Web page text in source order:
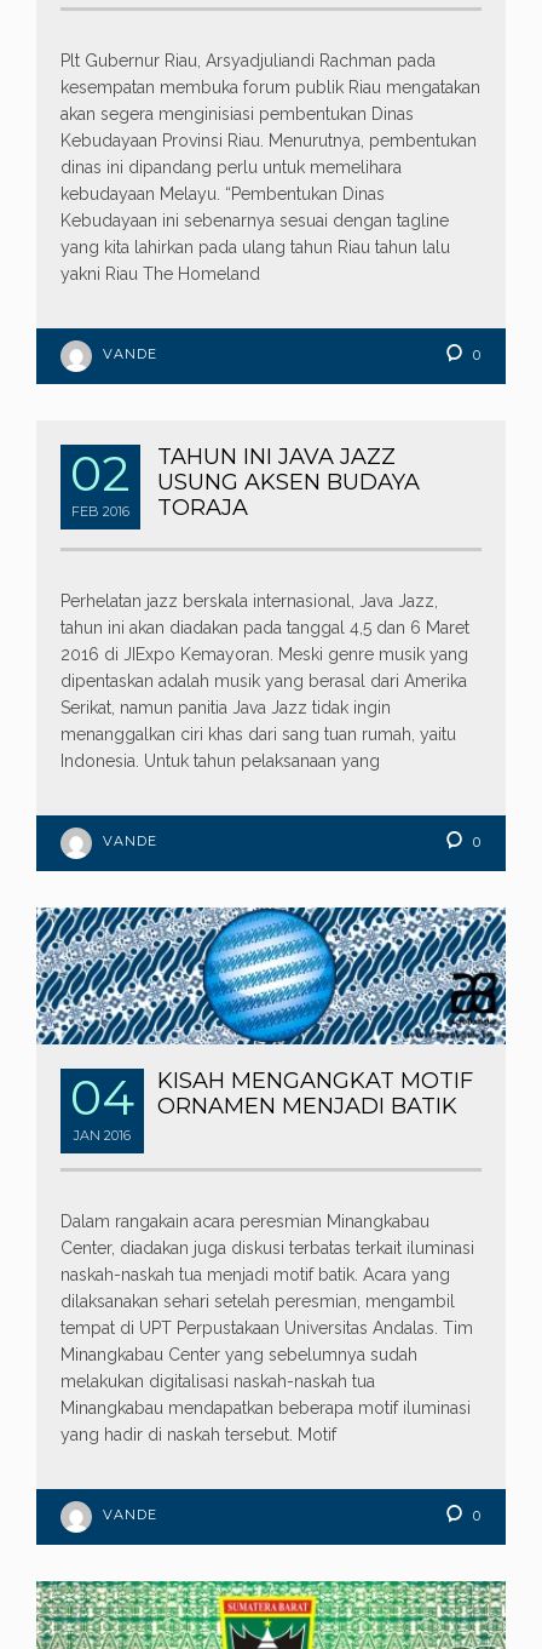
Plt Gubernur Riau, Arsyadjuliandi Rachman pada
kesempatan membuka forum publik Riau mengatakan
akan segera menginisiasi pembentukan Dinas
Kebudayaan Provinsi Riau. Menurutnya, pembentukan
dinas ini dipandang perlu untuk memelihara
kebudayaan Melayu. “Pembentukan Dinas
Kebudayaan ini sebenarnya sesuai dengan tagline
yang kita lahirkan pada ulang tahun Riau tahun lalu
yakni Riau The Homeland
VANDE 0
02
FEB 2016
TAHUN INI JAVA JAZZ
USUNG AKSEN BUDAYA
TORAJA
Perhelatan jazz berskala internasional, Java Jazz,
tahun ini akan diadakan pada tanggal 4,5 dan 6 Maret
2016 di JIExpo Kemayoran. Meski genre musik yang
dipentaskan adalah musik yang berasal dari Amerika
Serikat, namun panitia Java Jazz tidak ingin
menanggalkan ciri khas dari sang tuan rumah, yaitu
Indonesia. Untuk tahun pelaksanaan yang
VANDE 0
04
JAN 2016
KISAH MENGANGKAT MOTIF
ORNAMEN MENJADI BATIK
Dalam rangakain acara peresmian Minangkabau
Center, diadakan juga diskusi terbatas terkait iluminasi
naskah-naskah tua menjadi motif batik. Acara yang
dilaksanakan sehari setelah peresmian, mengambil
tempat di UPT Perpustakaan Universitas Andalas. Tim
Minangkabau Center yang sebelumnya sudah
melakukan digitalisasi naskah-naskah tua
Minangkabau mendapatkan beberapa motif iluminasi
yang hadir di naskah tersebut. Motif
VANDE 0